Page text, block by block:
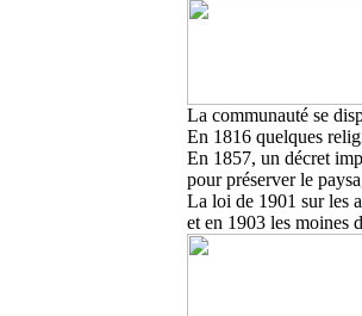
La communauté se
En 1816 quelques
En 1857, un décret
pour préserver le
La loi de 1901 sur les
et en 1903 les moines